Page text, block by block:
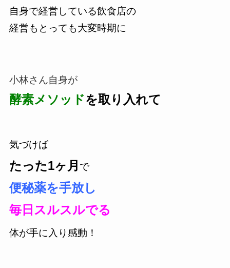
自身で経営している飲食店の
経営もとっても大変時期に
小林さん自身が
酵素メソッドを取り入れて
気づけば
たった1ヶ月 で
便秘薬を手放し
毎日スルスルでる
体が手に入り感動！